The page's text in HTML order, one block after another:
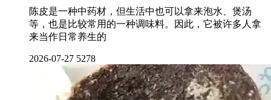
陈皮是一种中药材，但生活中也可以拿来泡水、煲汤
等，也是比较常用的一种调味料。因此，它被许多人拿
来当作日常养生的
2026-07-27 5278